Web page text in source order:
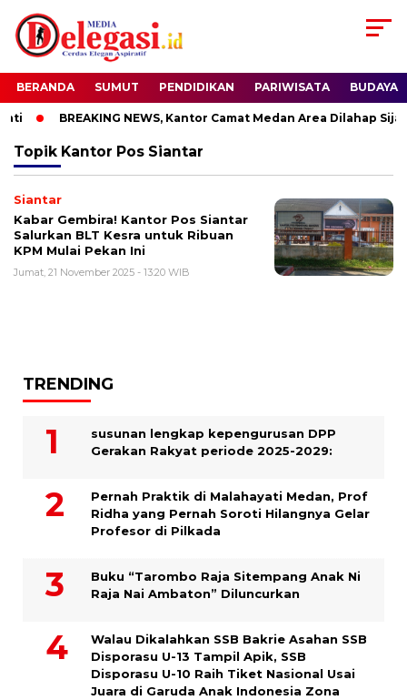
BERANDA SUMUT PENDIDIKAN PARIWISATA BUDAYA
BREAKING NEWS, Kantor Camat Medan Area Dilahap
Topik Kantor Pos Siantar
Siantar
Kabar Gembira! Kantor Pos Siantar
Salurkan BLT Kesra untuk Ribuan
KPM Mulai Pekan Ini
Jumat, 21 November 2025 - 13:20 WIB
TRENDING
susunan lengkap kepengurusan DPP
Gerakan Rakyat periode 2025-2029:
Pernah Praktik di Malahayati Medan, Prof
Ridha yang Pernah Soroti Hilangnya Gelar
Profesor di Pilkada
Buku “Tarombo Raja Sitempang Anak Ni
Raja Nai Ambaton” Diluncurkan
Walau Dikalahkan SSB Bakrie Asahan SSB
Disporasu U-13 Tampil Apik, SSB
Disporasu U-10 Raih Tiket Nasional Usai
Juara di Garuda Anak Indonesia Zona